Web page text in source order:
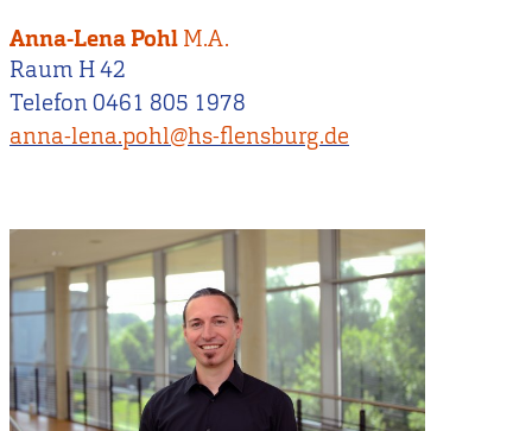
Anna-Lena Pohl M.A.
Raum H 42
Telefon 0461 805 1978
anna-lena.pohl@hs-flensburg.de